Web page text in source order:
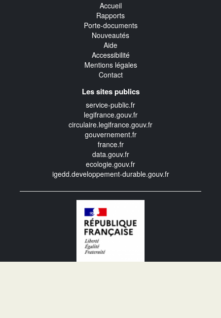
Accueil
Rapports
Porte-documents
Nouveautés
Aide
Accessibilité
Mentions légales
Contact
Les sites publics
service-public.fr
legifrance.gouv.fr
circulaire.legifrance.gouv.fr
gouvernement.fr
france.fr
data.gouv.fr
ecologie.gouv.fr
igedd.developpement-durable.gouv.fr